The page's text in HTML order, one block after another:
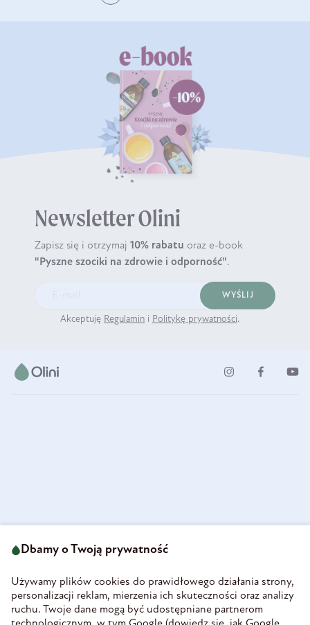
Newsletter Olini
Zapisz się i otrzymaj 10% rabatu oraz e-book
"Pyszne szociki na zdrowie i odporność".
WYŚLIJ
Akceptuję Regulamin i Politykę prywatności.
58-160 Świebodzice
REGON 890213034
INFORMACJE
Dbamy o Twoją prywatność
Używamy plików cookies do prawidłowego działania strony,
personalizacji reklam, mierzenia ich skuteczności oraz analizy
ruchu. Twoje dane mogą być udostępniane partnerom